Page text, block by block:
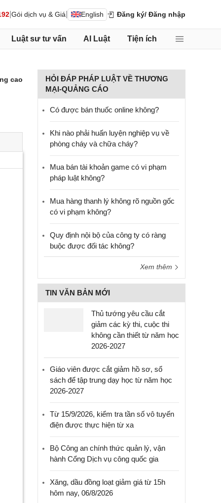
Gói dịch vụ & Giá English Đăng ký/ Đăng nhập
Luật sư tư vấn AI Luật Tiện ích
cao
HỎI ĐÁP PHÁP LUẬT VỀ THƯƠNG
MẠI-QUẢNG CÁO
Có được bán thuốc online không?
Khi nào phải huấn luyện nghiệp vụ về
phòng cháy và chữa cháy?
Mua bán tài khoản game có vi phạm
pháp luật không?
Mua hàng thanh lý không rõ nguồn gốc
có vi phạm không?
Quy định nội bộ của công ty có ràng
buộc được đối tác không?
Xem thêm
TIN VĂN BẢN MỚI
Thủ tướng yêu cầu cắt
giảm các kỳ thi, cuộc thi
không cần thiết từ năm học
2026-2027
Giáo viên được cắt giảm hồ sơ, sổ
sách để tập trung dạy học từ năm học
2026-2027
Từ 15/9/2026, kiểm tra tần số vô tuyến
điện được thực hiện từ xa
Bộ Công an chính thức quản lý, vận
hành Cổng Dịch vụ công quốc gia
Xăng, dầu đồng loạt giảm giá từ 15h
hôm nay, 06/8/2026